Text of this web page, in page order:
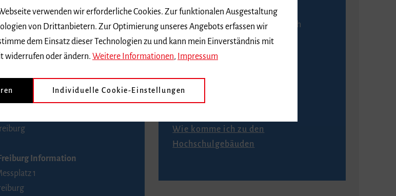
Freiburg
Straße 229
4968888 (Reservierungen sind
Information
1
An der Abendkasse ist ausschließlich
Barzahlung möglich.
Anfahrt
Wie komme ich zu den
Hochschulgebäuden
verwenden wir erforderliche Cookies. Zur funktionalen Ausgestaltung
von Drittanbietern. Zur Optimierung unseres Angebots erfassen wir
dem Einsatz dieser Technologien zu und kann mein Einverständnis mit
widerrufen oder ändern. Weitere Informationen, Impressum
Individuelle Cookie-Einstellungen